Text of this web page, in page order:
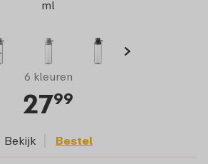
ml
6 kleuren
2799
Bekijk Bestel